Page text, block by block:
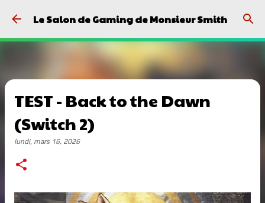
Passer au contenu principal
Le Salon de Gaming de Monsieur Smith
TEST - Back to the Dawn
(Switch 2)
lundi, mars 16, 2026